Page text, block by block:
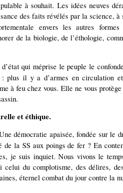
à souhait. Les idées neuves
des faits révélés par la science,
envers les autres
de la biologie, de l’éthologie,
qui méprise le peuple le
: plus il y a d’armes en circulation
à feu chez vous. Elle ne vous
et éthique.
démocratie apaisée, fondée sur le
la SS aux poings de fer ? En
je suis inquiet. Nous vivons le
celui du complotisme, des délires,
éternel combat du jour contre la